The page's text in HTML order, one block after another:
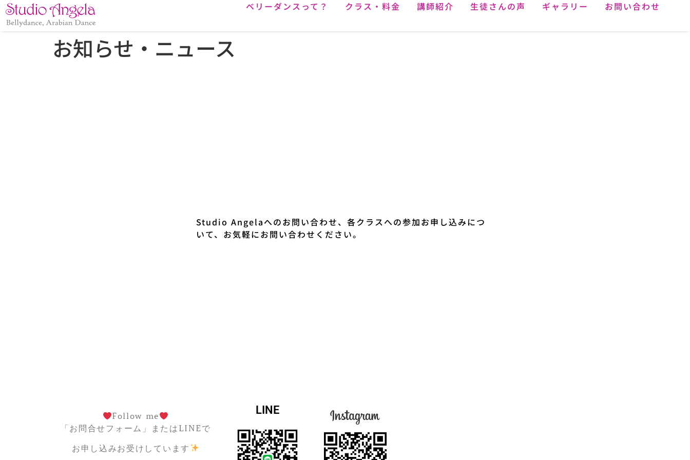
ベリーダンスって？ クラス・料金 講師紹介 生徒さんの声 ギャラリー お問い合わせ
お知らせ・ニュース
Studio Angelaへのお問い合わせ、各クラスへの参加お申し込みにつ
いて、お気軽にお問い合わせください。
Follow me
「お問合せフォーム」またはLINEで
お申し込みお受けしています
LINE